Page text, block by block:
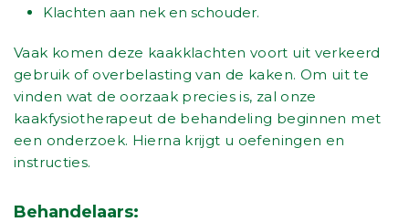
Klachten aan nek en schouder.
Vaak komen deze kaakklachten voort uit verkeerd
gebruik of overbelasting van de kaken. Om uit te
vinden wat de oorzaak precies is, zal onze
kaakfysiotherapeut de behandeling beginnen met
een onderzoek. Hierna krijgt u oefeningen en
instructies.
Behandelaars: